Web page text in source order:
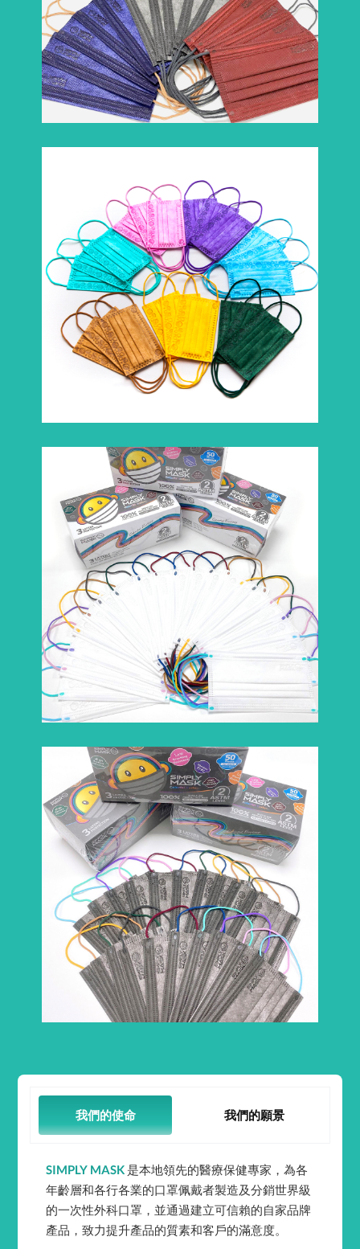
我們的使命 我們的願景
SIMPLY MASK 是本地領先的醫療保健專家，為各
年齡層和各行各業的口罩佩戴者製造及分銷世界級
的一次性外科口罩，並通過建立可信賴的自家品牌
產品，致力提升產品的質素和客戶的滿意度。